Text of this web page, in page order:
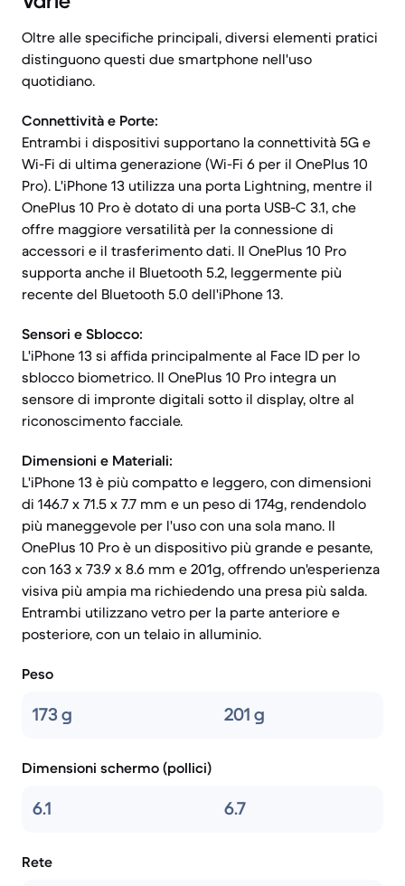
Oltre alle specifiche principali, diversi elementi pratici
distinguono questi due smartphone nell'uso
quotidiano.
Connettività e Porte:
Entrambi i dispositivi supportano la connettività 5G e
Wi-Fi di ultima generazione (Wi-Fi 6 per il OnePlus 10
Pro). L'iPhone 13 utilizza una porta Lightning, mentre il
OnePlus 10 Pro è dotato di una porta USB-C 3.1, che
offre maggiore versatilità per la connessione di
accessori e il trasferimento dati. Il OnePlus 10 Pro
supporta anche il Bluetooth 5.2, leggermente più
recente del Bluetooth 5.0 dell'iPhone 13.
Sensori e Sblocco:
L'iPhone 13 si affida principalmente al Face ID per lo
sblocco biometrico. Il OnePlus 10 Pro integra un
sensore di impronte digitali sotto il display, oltre al
riconoscimento facciale.
Dimensioni e Materiali:
L'iPhone 13 è più compatto e leggero, con dimensioni
di 146.7 x 71.5 x 7.7 mm e un peso di 174g, rendendolo
più maneggevole per l'uso con una sola mano. Il
OnePlus 10 Pro è un dispositivo più grande e pesante,
con 163 x 73.9 x 8.6 mm e 201g, offrendo un'esperienza
visiva più ampia ma richiedendo una presa più salda.
Entrambi utilizzano vetro per la parte anteriore e
posteriore, con un telaio in alluminio.
Peso
173 g 201 g
Dimensioni schermo (pollici)
6.1 6.7
Rete